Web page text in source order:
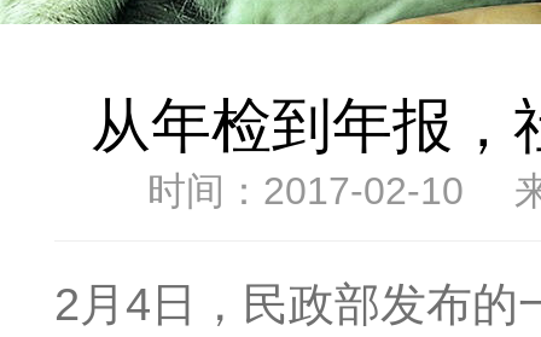
从年检到年报，
时间：2017-02-10
2月4日，民政部发布的